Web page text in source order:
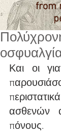
from
οσφυαλγία
Και οι
ασθενών
πόνους.